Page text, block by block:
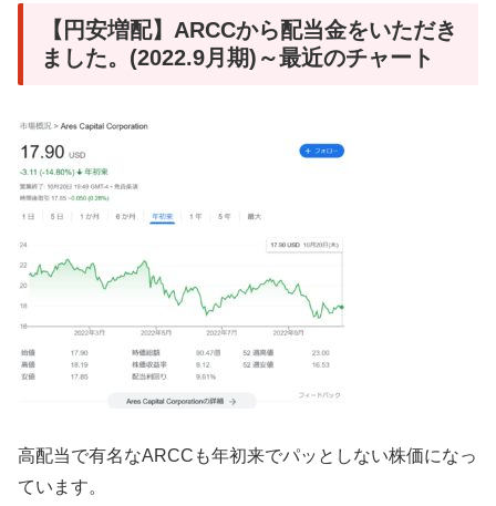
【円安増配】ARCCから配当金をいただき
ました。(2022.9月期)～最近のチャート
高配当で有名なARCCも年初来でパッとしない株価になっ
ています。